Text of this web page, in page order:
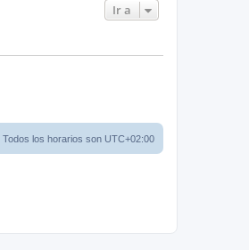
Ir a
Todos los horarios son UTC+02:00